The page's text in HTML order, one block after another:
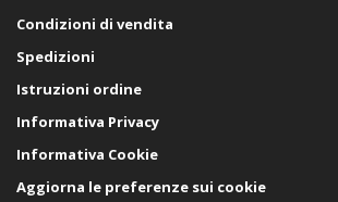
Condizioni di vendita
Spedizioni
Istruzioni ordine
Informativa Privacy
Informativa Cookie
Aggiorna le preferenze sui cookie